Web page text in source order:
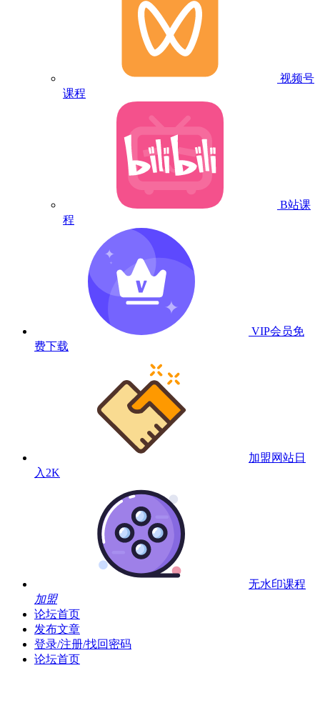
视频号
课程
B站课
程
VIP会员免
费下载
加盟网站日
入2K
无水印课程
加盟
论坛首页
发布文章
登录/注册/找回密码
论坛首页